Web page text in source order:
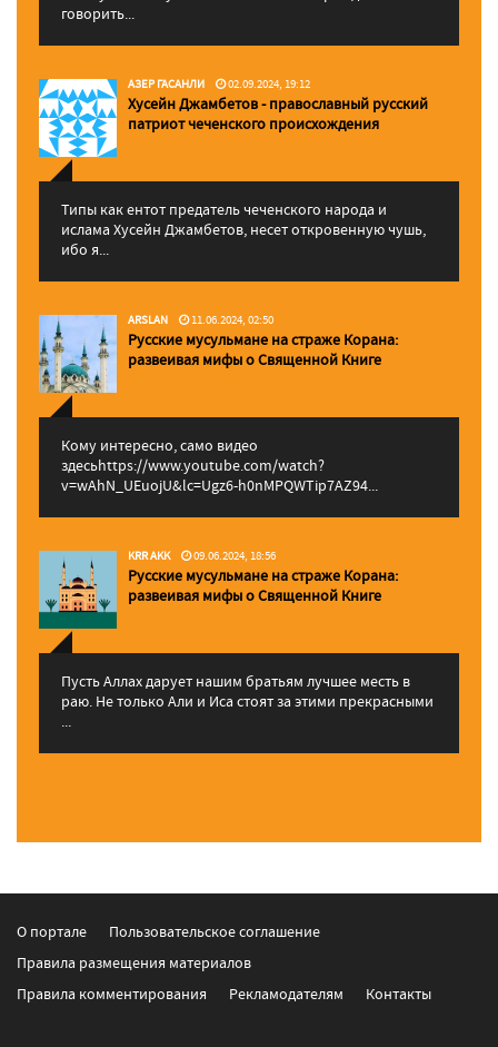
говорить...
АЗЕР ГАСАНЛИ 02.09.2024, 19:12
Хусейн Джамбетов - православный русский
патриот чеченского происхождения
Типы как ентот предатель чеченского народа и
ислама Хусейн Джамбетов, несет откровенную чушь,
ибо я...
ARSLAN 11.06.2024, 02:50
Русские мусульмане на страже Корана:
pазвеивая мифы о Священной Книге
Кому интересно, само видео
здесьhttps://www.youtube.com/watch?
v=wAhN_UEuojU&lc=Ugz6-h0nMPQWTip7AZ94...
KRR AKK 09.06.2024, 18:56
Русские мусульмане на страже Корана:
pазвеивая мифы о Священной Книге
Пусть Аллах дарует нашим братьям лучшее месть в
раю. Не только Али и Иса стоят за этими прекрасными
...
О портале
Пользовательское соглашение
Правила размещения материалов
Правила комментирования
Рекламодателям Контакты